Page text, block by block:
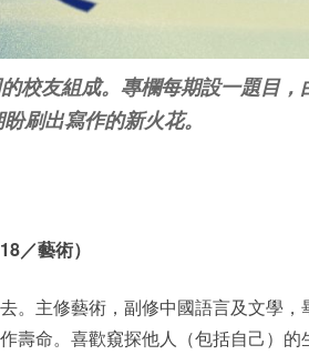
校友組成。專欄每期設一題目
刷出寫作的新火花。
／藝術）
。主修藝術，副修中國語言及文學，
壽命。喜歡窺探他人（包括自己）的